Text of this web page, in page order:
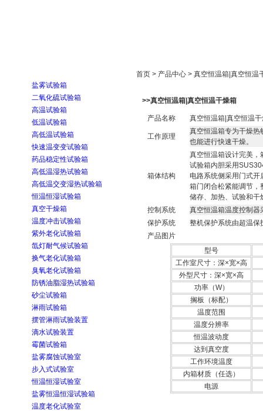
盐雾试验箱
二氧化硫试验箱
高温试验箱
低温试验箱
高低温试验箱
快速温变变试验箱
药品稳定性试验箱
高低温湿热试验箱
高低温交变湿热试验箱
恒温恒湿试验箱
真空干燥箱
温度冲击试验箱
紫外老化试验箱
氙灯耐气候试验箱
换气老化试验箱
臭氧老化试验箱
防锈油脂湿热试验箱
砂尘试验箱
淋雨试验箱
摆管淋雨试验装置
滴水试验装置
霉菌试验箱
盐雾腐蚀试验室
步入式试验室
恒温恒湿试验室
盐雾恒温恒湿试验箱
温度老化试验室
首页 > 产品中心 > 真空恒温箱|真空恒温
>>真空恒温箱|真空恒温干燥箱
产品名称 真空恒温箱|真空恒温
工作原理
真空恒温箱专为干燥热
也能进行快速干燥。
箱体结构
真空恒温箱设计完美，
试验箱内胆采用
电路系统侧采用门式
箱门闭合松紧能调节，
储存、加热、试验和干
控制系统
真空恒温箱温度控制器
保护系统
整机保护系统由超温保
产品图片
型号
工作室尺寸：深×宽×高
外型尺寸：深×宽×高
功率（W）
搁板（标配）
温度范围
温度分辨率
恒温波动度
达到真空度
工作环境温度
内箱材质（任选）
电源